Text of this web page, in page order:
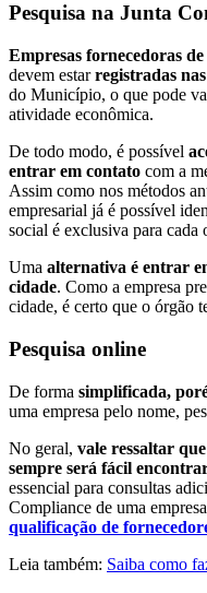
Pesquisa na Junta
Empresas fornecedoras
devem estarregistradas
do Município, o que pode
atividade econômica.
De todo modo, é possível
entrar em contato com a
Assim como nos métodos
empresarial já é possível
social é exclusiva para cada
Uma alternativa é entrar
cidade. Como a empresa
cidade, é certo que o órgão
Pesquisa online
De forma simplificada,
uma empresa pelo nome,
No geral, vale ressaltar
sempre será fácil
essencial para consultas
Compliance de uma
qualificação de
Leia também: Saiba como